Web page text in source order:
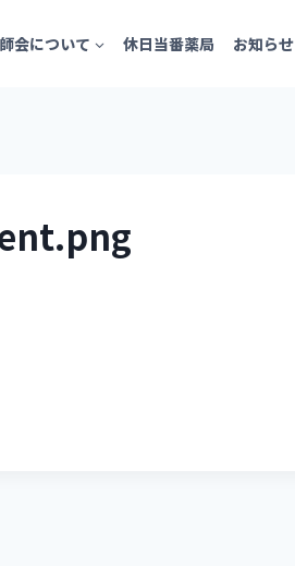
会について 休日当番薬局 お知らせ